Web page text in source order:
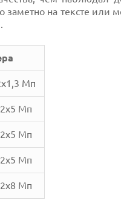
заметно на тексте
Мп
Мп
Мп
Мп
Мп